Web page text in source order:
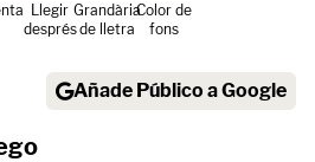
Llegir
després
Grandària
de lletra
Color de
fons
Añade Público a Google